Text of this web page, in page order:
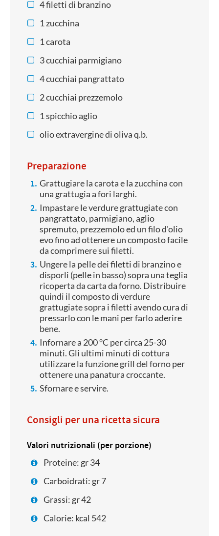
4 filetti di branzino
1 zucchina
1 carota
3 cucchiai parmigiano
4 cucchiai pangrattato
2 cucchiai prezzemolo
1 spicchio aglio
olio extravergine di oliva q.b.
Preparazione
Grattugiare la carota e la zucchina con
una grattugia a fori larghi.
Impastare le verdure grattugiate con
pangrattato, parmigiano, aglio
spremuto, prezzemolo ed un filo d'olio
evo fino ad ottenere un composto facile
da comprimere sui filetti.
Ungere la pelle dei filetti di branzino e
disporli (pelle in basso) sopra una teglia
ricoperta da carta da forno. Distribuire
quindi il composto di verdure
grattugiate sopra i filetti avendo cura di
pressarlo con le mani per farlo aderire
bene.
Infornare a 200 °C per circa 25-30
minuti. Gli ultimi minuti di cottura
utilizzare la funzione grill del forno per
ottenere una panatura croccante.
Sfornare e servire.
Consigli per una ricetta sicura
Valori nutrizionali (per porzione)
Proteine: gr 34
Carboidrati: gr 7
Grassi: gr 42
Calorie: kcal 542